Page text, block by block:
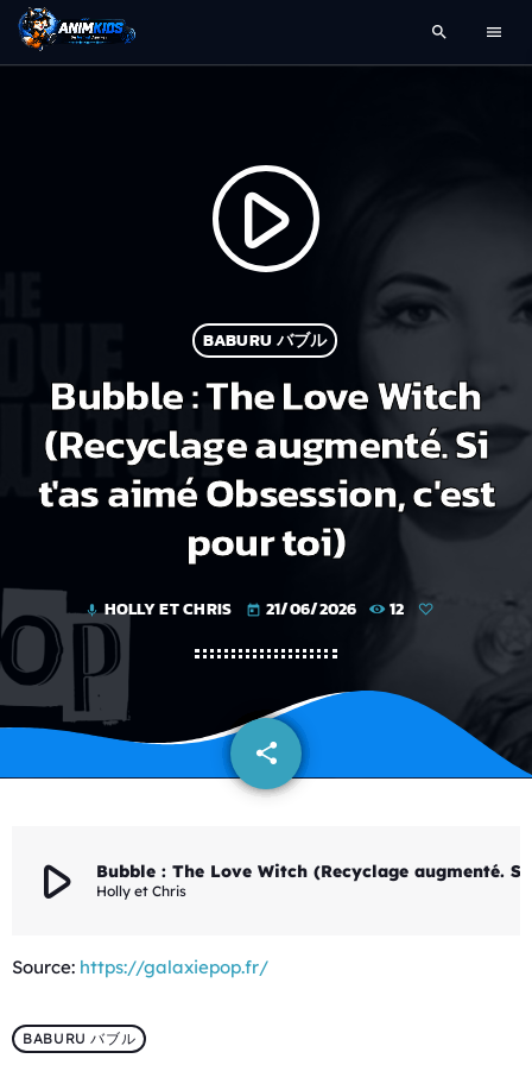
search menu
play_arrow
BABURU バブル
Bubble : The Love Witch
(Recyclage augmenté. Si
t'as aimé Obsession, c'est
pour toi)
mic HOLLY ET CHRIS today 21/06/2026 12
share
email
play_arrow Holly et Chris
Source: https://galaxiepop.fr/
BABURU バブル